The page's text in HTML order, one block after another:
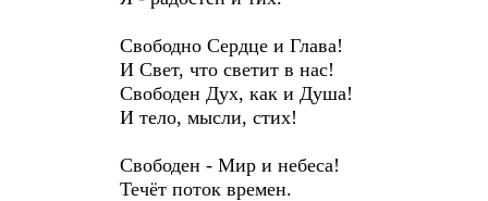
Свободно Сердце и Глава!
И Свет, что светит в нас!
Свободен Дух, как и Душа!
И тело, мысли, стих!
Свободен - Мир и небеса!
Течёт поток времен.